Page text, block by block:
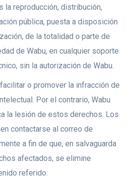
la reproducción, distribución,
pública, puesta a disposición
de la totalidad o parte de
de Wabu, en cualquier soporte
sin la autorización de Wabu.
o promover la infracción de
Por el contrario, Wabu
la lesión de estos derechos. Los
contactarse al correo de
a fin de que, en salvaguarda
afectados, se elimine
referido.